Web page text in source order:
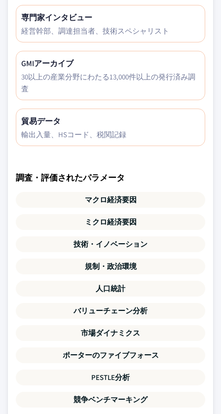
専門家インタビュー
経営幹部、調達担当者、技術スペシャリスト
GMIアーカイブ
30以上の産業分野にわたる13,000件以上の発行済み調
査
貿易データ
輸出入量、HSコード、税関記録
調査・評価されたパラメータ
マクロ経済要因
ミクロ経済要因
技術・イノベーション
規制・政治環境
人口統計
バリューチェーン分析
市場ダイナミクス
ポーターのファイブフォース
PESTLE分析
競争ベンチマーキング